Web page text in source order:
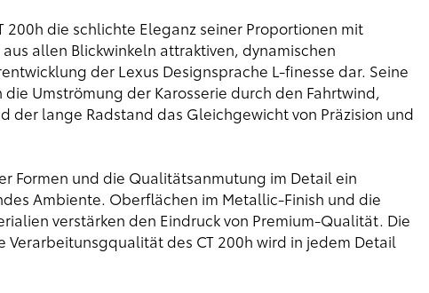
die schlichte Eleganz seiner Proportionen mit
allen Blickwinkeln attraktiven, dynamischen
der Lexus Designsprache L-finesse dar. Seine
Umströmung der Karosserie durch den Fahrtwind,
der lange Radstand das Gleichgewicht von Präzision und
Formen und die Qualitätsanmutung im Detail ein
Ambiente. Oberflächen im Metallic-Finish und die
verstärken den Eindruck von Premium-Qualität. Die
des CT 200h wird in jedem Detail